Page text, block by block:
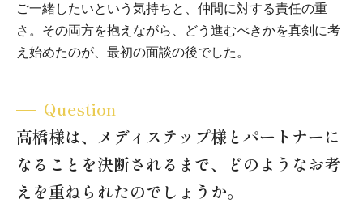
ご一緒したいという気持ちと、仲間に対する責任の重
さ。その両方を抱えながら、どう進むべきかを真剣に考
え始めたのが、最初の面談の後でした。
Question
高橋様は、メディステップ様とパートナーに
なることを決断されるまで、どのようなお考
えを重ねられたのでしょうか。